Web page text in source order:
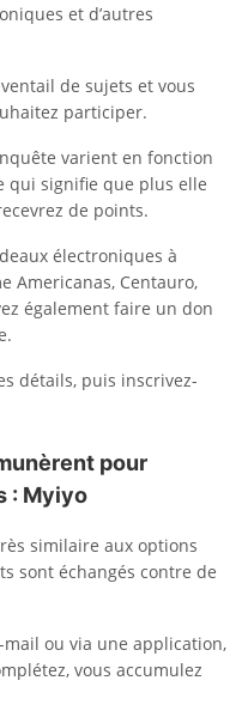
et d’autres
de sujets et vous
participer.
varient en fonction
qui signifie que plus elle
de points.
électroniques à
Americanas, Centauro,
également faire un don
détails, puis inscrivez-
pour
: Myiyo
similaire aux options
sont échangés contre de
mail ou via une application,
vous accumulez